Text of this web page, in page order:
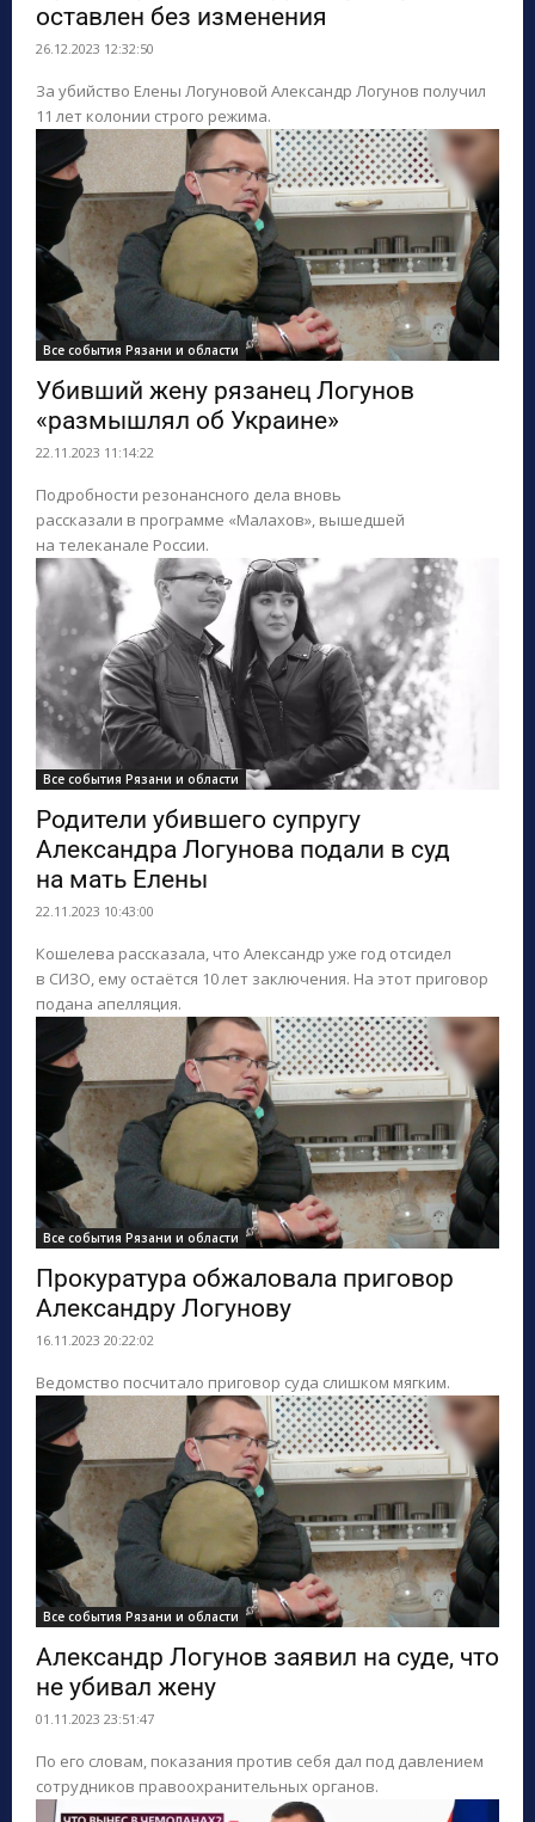
оставлен без изменения
26.12.2023 12:32:50
За убийство Елены Логуновой Александр Логунов получил
11 лет колонии строго режима.
Все события Рязани и области
Убивший жену рязанец Логунов
«размышлял об Украине»
22.11.2023 11:14:22
Подробности резонансного дела вновь
рассказали в программе «Малахов», вышедшей
на телеканале России.
Все события Рязани и области
Родители убившего супругу
Александра Логунова подали в суд
на мать Елены
22.11.2023 10:43:00
Кошелева рассказала, что Александр уже год отсидел
в СИЗО, ему остаётся 10 лет заключения. На этот приговор
подана апелляция.
Все события Рязани и области
Прокуратура обжаловала приговор
Александру Логунову
16.11.2023 20:22:02
Ведомство посчитало приговор суда слишком мягким.
Все события Рязани и области
Александр Логунов заявил на суде, что
не убивал жену
01.11.2023 23:51:47
По его словам, показания против себя дал под давлением
сотрудников правоохранительных органов.